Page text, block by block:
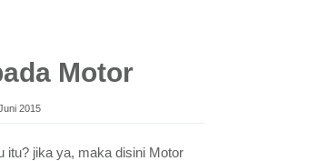
Motor
2015
itu? jika ya, maka disini Motor